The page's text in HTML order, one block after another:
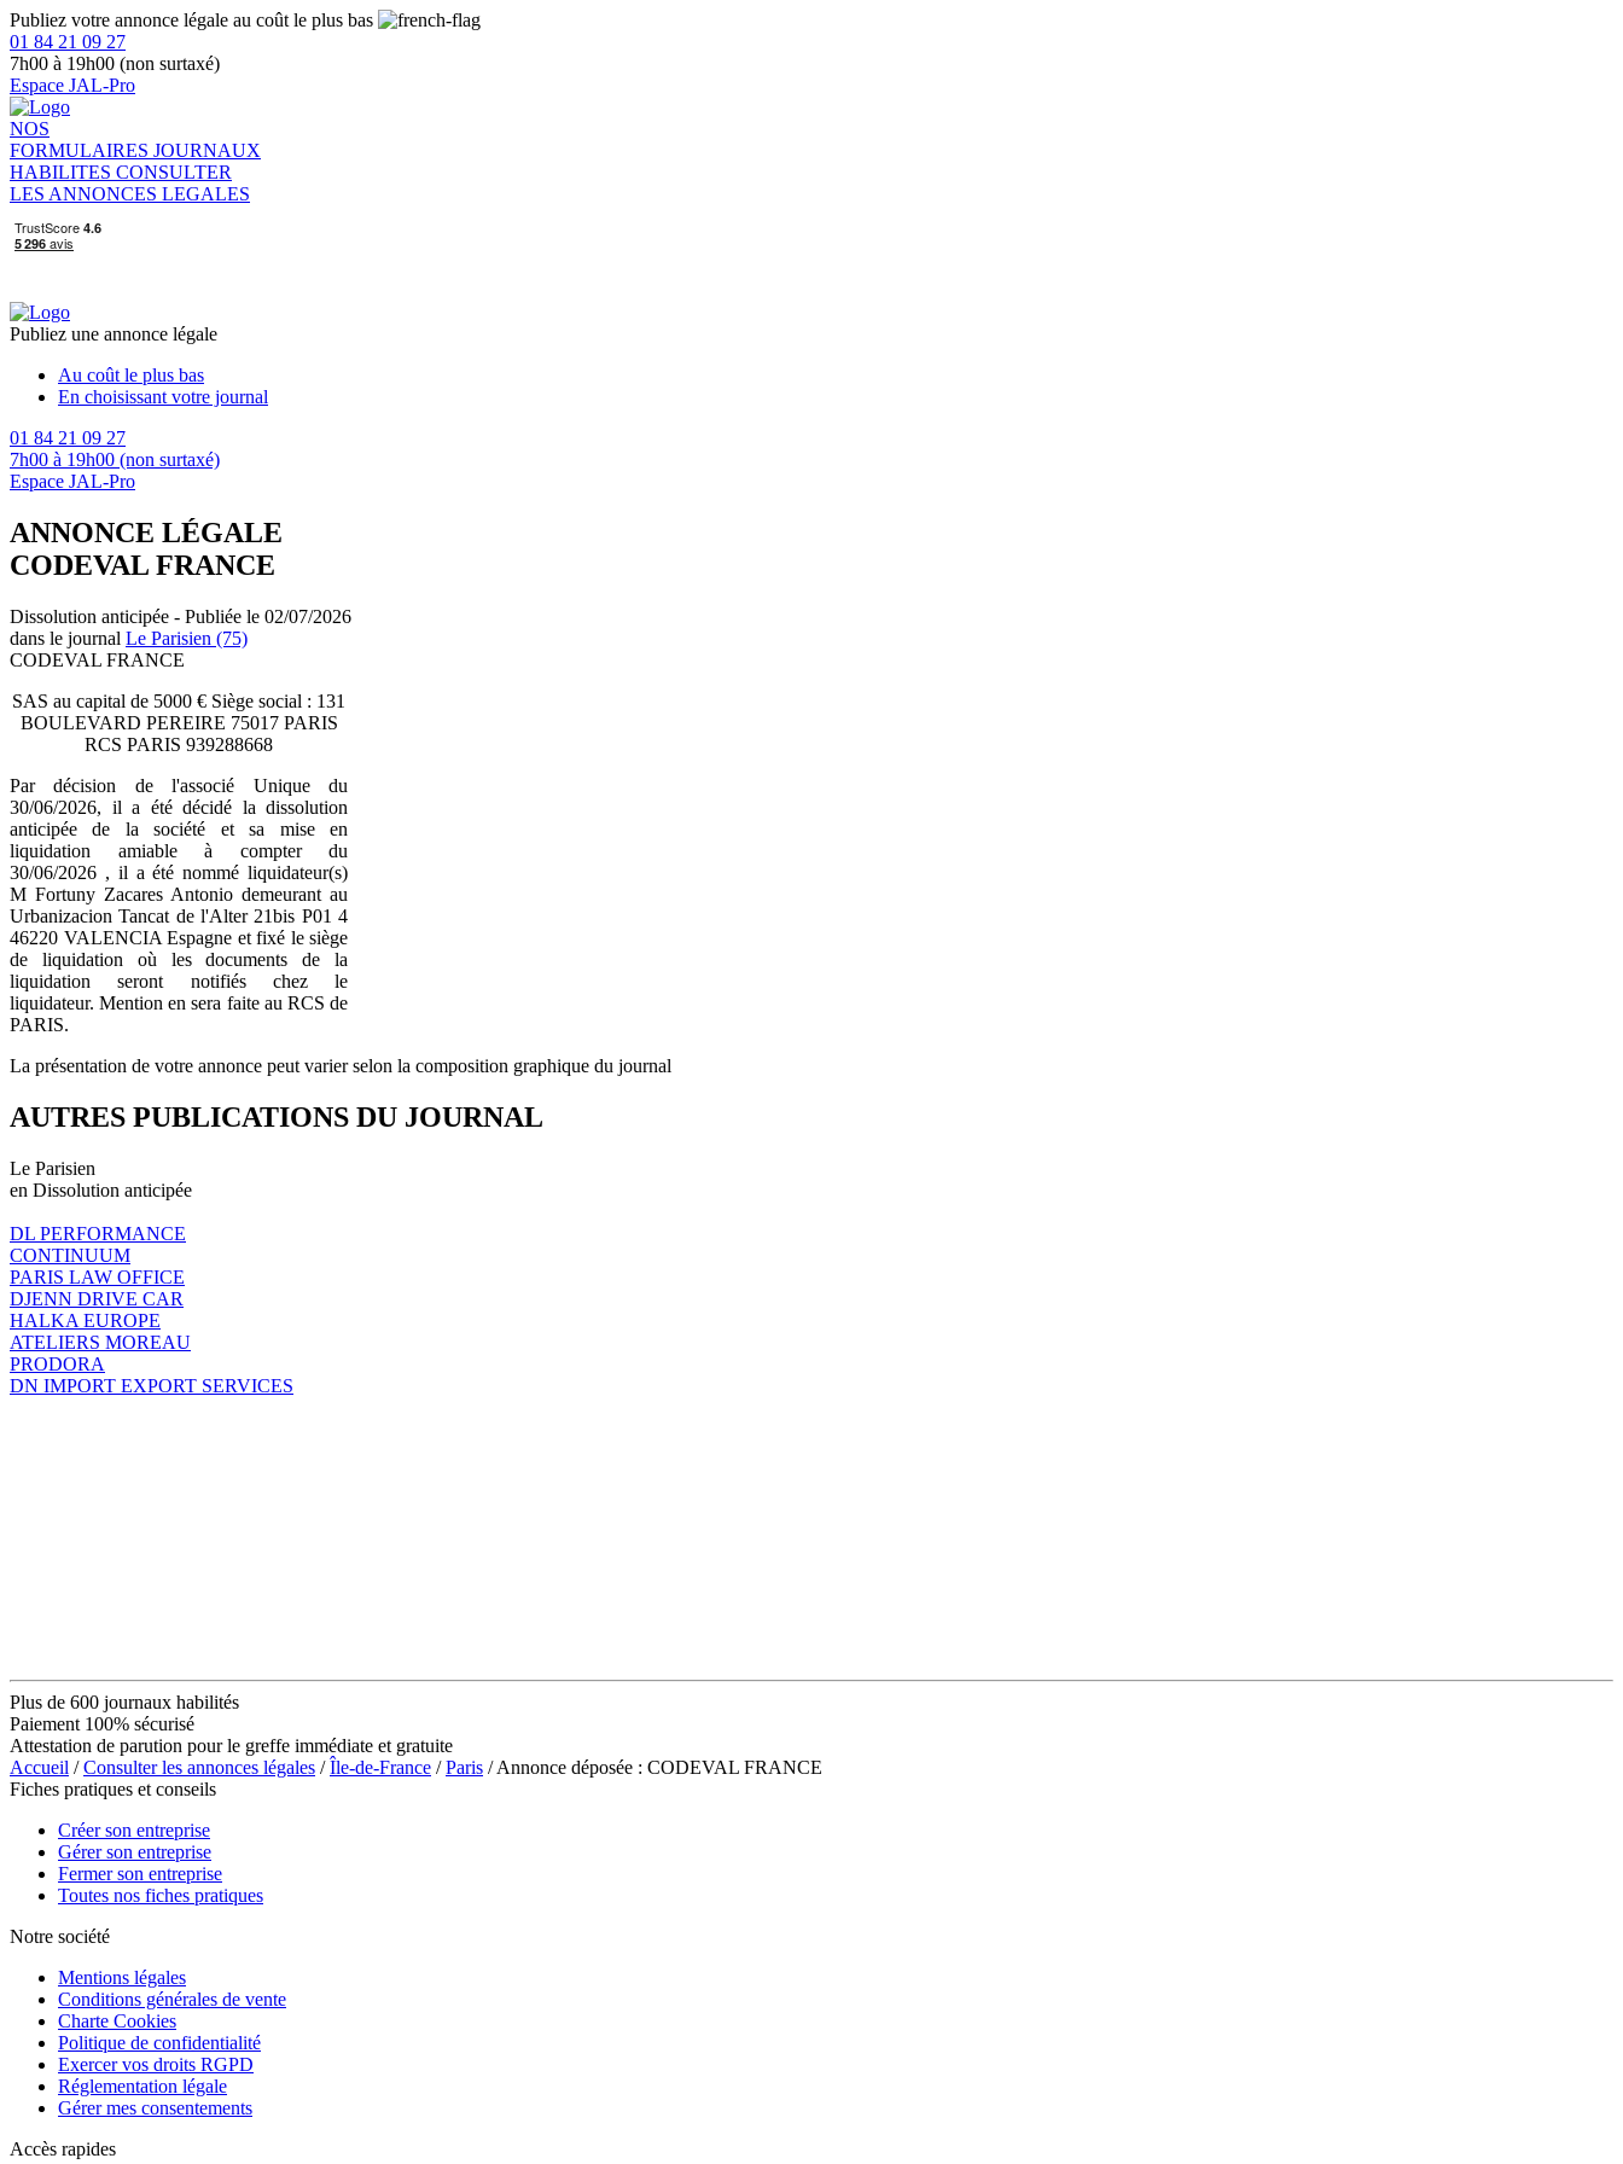
Publiez votre annonce légale au coût le plus bas
01 84 21 09 27
7h00 à 19h00 (non surtaxé)
Espace JAL-Pro
NOS
FORMULAIRES JOURNAUX
HABILITES CONSULTER
LES ANNONCES LEGALES
Publiez une annonce légale
Au coût le plus bas
En choisissant votre journal
01 84 21 09 27
7h00 à 19h00 (non surtaxé)
Espace JAL-Pro
ANNONCE LÉGALE
CODEVAL FRANCE
Dissolution anticipée - Publiée le 02/07/2026
dans le journal Le Parisien (75)
CODEVAL FRANCE
SAS au capital de 5000 € Siège social : 131
BOULEVARD PEREIRE 75017 PARIS
RCS PARIS 939288668
Par décision de l'associé Unique du
30/06/2026, il a été décidé la dissolution
anticipée de la société et sa mise en
liquidation amiable à compter du
30/06/2026 , il a été nommé liquidateur(s)
M Fortuny Zacares Antonio demeurant au
Urbanizacion Tancat de l'Alter 21bis P01 4
46220 VALENCIA Espagne et fixé le siège
de liquidation où les documents de la
liquidation seront notifiés chez le
liquidateur. Mention en sera faite au RCS de
PARIS.
La présentation de votre annonce peut varier selon la composition graphique du journal
AUTRES PUBLICATIONS DU JOURNAL
Le Parisien
en Dissolution anticipée
DL PERFORMANCE
CONTINUUM
PARIS LAW OFFICE
DJENN DRIVE CAR
HALKA EUROPE
ATELIERS MOREAU
PRODORA
DN IMPORT EXPORT SERVICES
Plus de 600 journaux habilités
Paiement 100% sécurisé
Attestation de parution pour le greffe immédiate et gratuite
Accueil /Consulter les annonces légales /Île-de-France /Paris / Annonce déposée : CODEVAL FRANCE
Fiches pratiques et conseils
Créer son entreprise
Gérer son entreprise
Fermer son entreprise
Toutes nos fiches pratiques
Notre société
Mentions légales
Conditions générales de vente
Charte Cookies
Politique de confidentialité
Exercer vos droits RGPD
Réglementation légale
Gérer mes consentements
Accès rapides